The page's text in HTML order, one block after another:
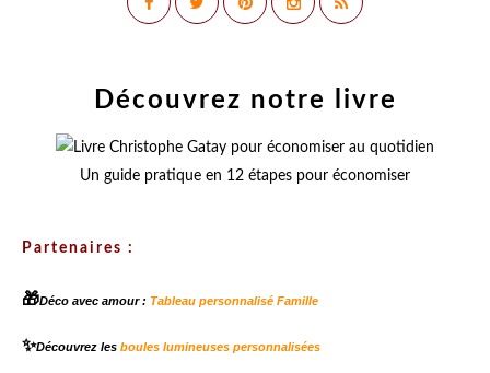
Découvrez notre livre
Un guide pratique en 12 étapes pour économiser
Partenaires :
🎁Déco avec amour : Tableau personnalisé Famille
✨Découvrez les boules lumineuses personnalisées